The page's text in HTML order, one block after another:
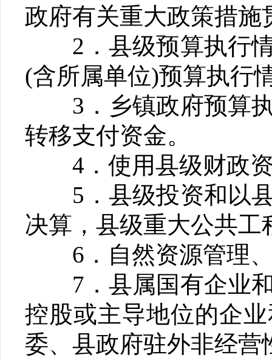
政府有关重大政策措施
2．县级预算执行情
(含所属单位)预算执行
3．乡镇政府预算执
转移支付资金。
4．使用县级财政资
5．县级投资和以县
决算，县级重大公共
6．自然资源管理、
7．县属国有企业和
控股或主导地位的企
委、县政府驻外非经营